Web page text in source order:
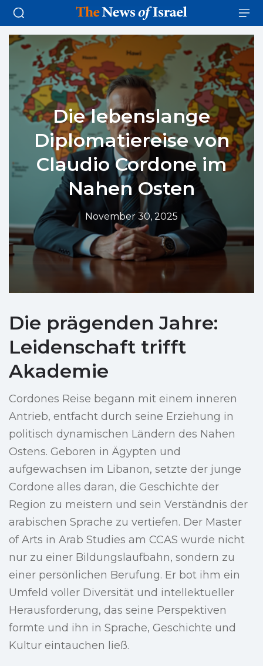
Die lebenslange
Diplomatiereise von
Claudio Cordone im
Nahen Osten
November 30, 2025
Die prägenden Jahre:
Leidenschaft trifft
Akademie
Cordones Reise begann mit einem inneren
Antrieb, entfacht durch seine Erziehung in
politisch dynamischen Ländern des Nahen
Ostens. Geboren in Ägypten und
aufgewachsen im Libanon, setzte der junge
Cordone alles daran, die Geschichte der
Region zu meistern und sein Verständnis der
arabischen Sprache zu vertiefen. Der Master
of Arts in Arab Studies am CCAS wurde nicht
nur zu einer Bildungslaufbahn, sondern zu
einer persönlichen Berufung. Er bot ihm ein
Umfeld voller Diversität und intellektueller
Herausforderung, das seine Perspektiven
formte und ihn in Sprache, Geschichte und
Kultur eintauchen ließ.